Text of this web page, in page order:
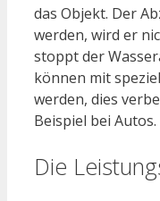
das Objekt. Der
werden, wird er
stoppt der
können mit
werden, dies
Beispiel bei Autos.
Die